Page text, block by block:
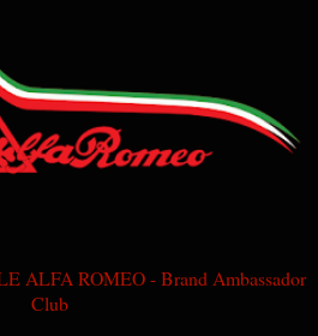
ALFA ROMEO - Brand Ambassador
Club